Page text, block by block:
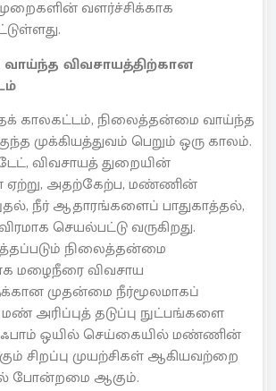
வளர்ச்சிக்காக
விவசாயத்திற்கான
காலகட்டம், நிலைத்தன்மை வாய்ந்த
முக்கியத்துவம் பெறும் ஒரு காலம்.
விவசாயத் துறையின்
ஏற்று, அதற்கேற்ப, மண்ணின்
நீர் ஆதாரங்களைப் பாதுகாத்தல்,
செயல்பட்டு வருகிறது.
நிலைத்தன்மை
மழைநீரை விவசாய
முதன்மை நீர்மூலமாகப்
அரிப்புத் தடுப்பு நுட்பங்களை
ஃபாம் ஒயில் செய்கையில் மண்ணின்
சிறப்பு முயற்சிகள் ஆகியவற்றை
போன்றமை ஆகும்.